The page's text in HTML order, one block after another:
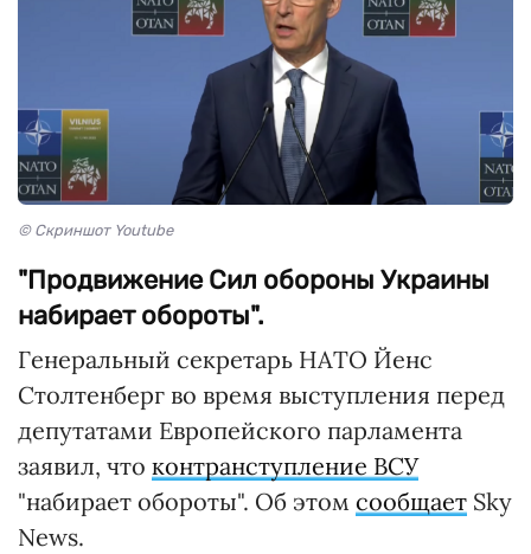
© Скриншот Youtube
"Продвижение Сил обороны Украины
набирает обороты".
Генеральный секретарь НАТО Йенс
Столтенберг во время выступления перед
депутатами Европейского парламента
заявил, что контранступление ВСУ
"набирает обороты". Об этом сообщает Sky
News.